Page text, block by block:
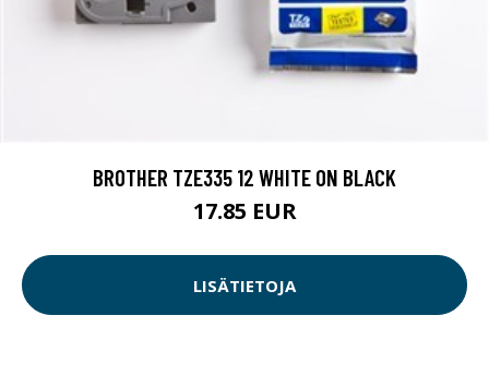
BROTHER TZE335 12 WHITE ON BLACK
17.85 EUR
LISÄTIETOJA